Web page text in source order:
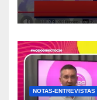
NOTAS-ENTREVISTAS